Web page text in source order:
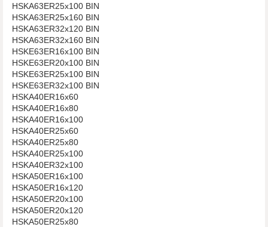
HSKA63ER25x100 BIN
​​​​​​​HSKA63ER25x160 BIN
HSKA63ER32x120 BIN
HSKA63ER32x160 BIN
HSKE63ER16x100 BIN
​​​​​​​HSKE63ER20x100 BIN
​​​​​​​HSKE63ER25x100 BIN
​​​​​​​HSKE63ER32x100 BIN
HSKA40ER16x60
HSKA40ER16x80
HSKA40ER16x100
HSKA40ER25x60
HSKA40ER25x80
HSKA40ER25x100
HSKA40ER32x100
HSKA50ER16x100
HSKA50ER16x120
HSKA50ER20x100
HSKA50ER20x120
​​​​​​​HSKA50ER25x80